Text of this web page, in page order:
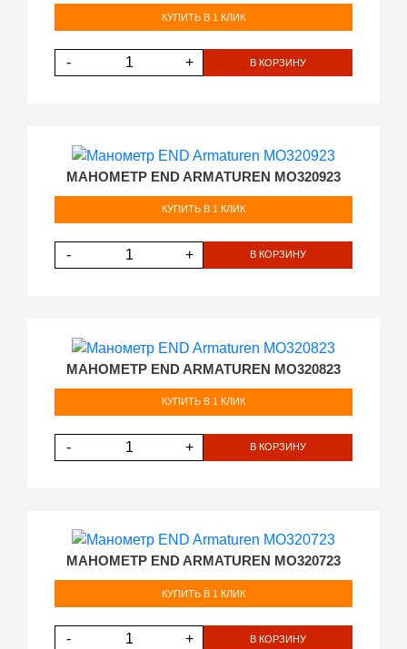
КУПИТЬ В 1 КЛИК
- + В КОРЗИНУ
МАНОМЕТР END ARMATUREN MO320923
КУПИТЬ В 1 КЛИК
- + В КОРЗИНУ
МАНОМЕТР END ARMATUREN MO320823
КУПИТЬ В 1 КЛИК
- + В КОРЗИНУ
МАНОМЕТР END ARMATUREN MO320723
КУПИТЬ В 1 КЛИК
- + В КОРЗИНУ